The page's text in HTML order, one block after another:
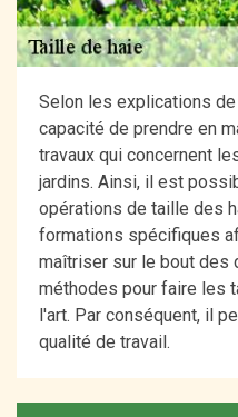
Selon les explications
capacité de prendre en
travaux qui concernent
jardins. Ainsi, il est
opérations de taille des
formations spécifiques
maîtriser sur le bout
méthodes pour faire les
l'art. Par conséquent, il
qualité de travail.